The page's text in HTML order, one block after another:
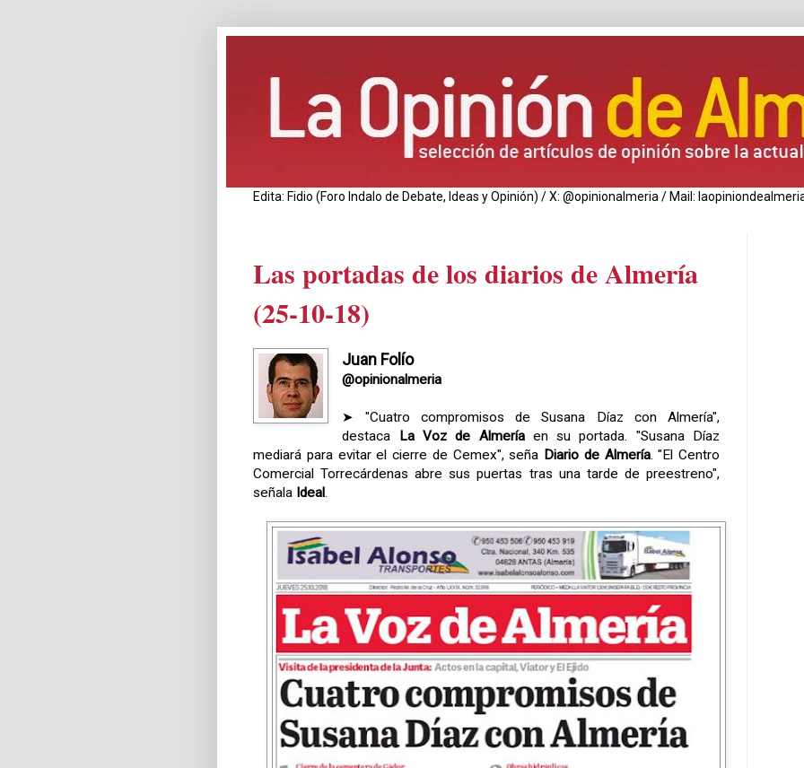
Edita: Fidio (Foro Indalo de Debate, Ideas y Opinión) / X: @opinionalmeria / Mail:
Las portadas de los diarios de Almería
(25-10-18)
Juan Folío
@opinionalmeria
➤ "Cuatro compromisos de Susana Díaz con Almería",
destaca
La Voz de Almeríaen su portada. "Susana Díaz
mediará para evitar el cierre de Cemex", seña Diario de Almería. "El Centro
Comercial Torrecárdenas abre sus puertas tras una tarde de preestreno",
señala Ideal.